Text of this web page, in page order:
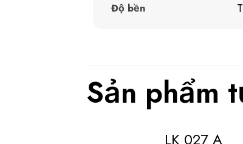
Độ bền
Sản phẩm
LK 027 A